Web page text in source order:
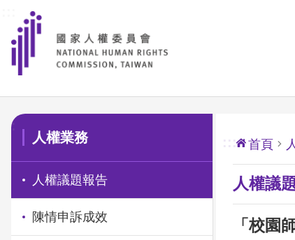
前往主要內容區塊
:::
人權業務
人權議題報告
陳情申訴成效
::: 首頁
人權議
「校園